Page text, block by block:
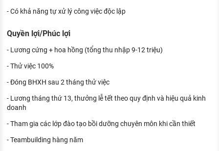
- Có khả năng tự xử lý công việc độc lập
Quyền lợi/Phúc lợi
- Lương cứng + hoa hồng (tổng thu nhập 9-12 triệu)
- Thử việc 100%
- Đóng BHXH sau 2 tháng thử việc
- Lương tháng thứ 13, thưởng lễ tết theo quy định và hiệu quả kinh
doanh
- Tham gia các lớp đào tạo bồi dưỡng chuyên môn khi cần thiết
- Teambuilding hàng năm